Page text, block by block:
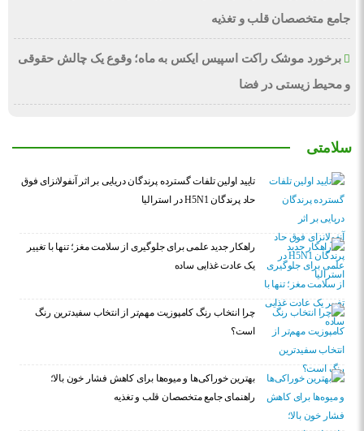
جامع متخصصان قلب و تغذیه
برخورد موشک راکت اسپیس ایکس به ماه؛ وقوع یک چالش حقوقی
و محیط زیستی در فضا
سلامتی
تایید اولین تلفات گسترده پرندگان دریایی بر اثر آنفولانزای فوق
حاد پرندگان H5N1 در استرالیا
راهکار جدید علمی برای جلوگیری از سلامت مغز؛ تنها با تغییر
یک عادت غذایی ساده
چرا انتخاب رنگ کامپوزیت مهم‌تر از انتخاب سفیدترین رنگ
است؟
بهترین خوراکی‌ها و میوه‌ها برای کاهش فشار خون بالا؛
راهنمای جامع متخصصان قلب و تغذیه